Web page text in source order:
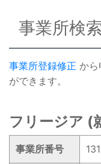
事業所検
事業所登録修正 から
ができます。
フリージア (
事業所番号